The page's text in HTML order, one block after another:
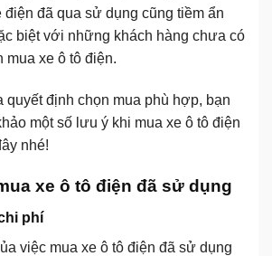
điện đã qua sử dụng cũng tiềm ẩn
biệt với những khách hàng chưa có
mua xe ô tô điện.
quyết định chọn mua phù hợp, bạn
một số lưu ý khi mua xe ô tô điện
nhé!
xe ô tô điện đã sử dụng
phí
việc mua xe ô tô điện đã sử dụng